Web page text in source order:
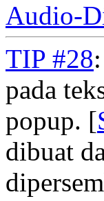
Audio-
TIP #28
pada
popup. [
dibuat